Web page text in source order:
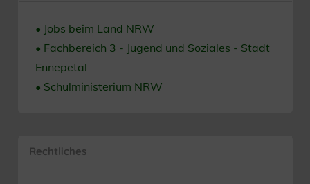
• Jobs beim Land NRW
• Fachbereich 3 - Jugend und Soziales - Stadt
Ennepetal
• Schulministerium NRW
Rechtliches